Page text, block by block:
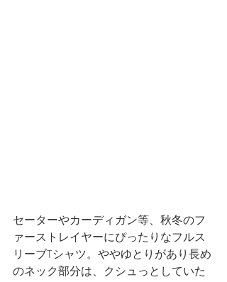
セーターやカーディガン等、秋冬のフ
ァーストレイヤーにぴったりなフルス
リーブTシャツ。ややゆとりがあり長め
のネック部分は、クシュっとしていた